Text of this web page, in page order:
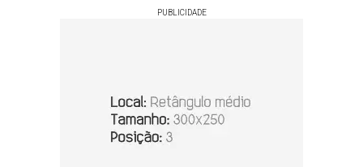
PUBLICIDADE